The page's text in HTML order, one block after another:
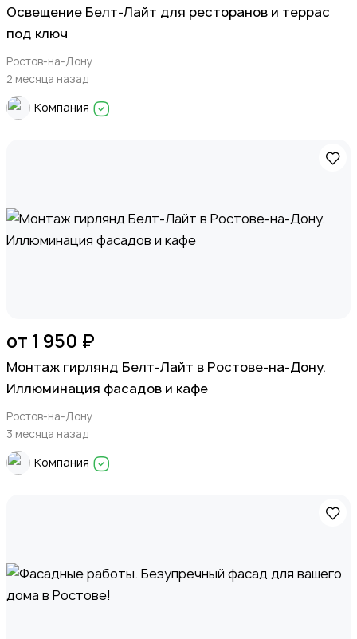
Освещение Белт-Лайт для ресторанов и террас
под ключ
Ростов-на-Дону
2 месяца назад
Компания
от 1 950 ₽
Монтаж гирлянд Белт-Лайт в Ростове-на-Дону.
Иллюминация фасадов и кафе
Ростов-на-Дону
3 месяца назад
Компания